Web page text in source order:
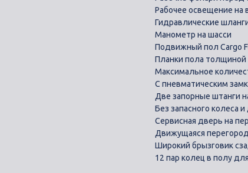
Рабочее освещение на
Гидравлические
Манометр на шасси
Подвижный пол Cаrgо
Планки пола толщиной
Максимальное
С пневматическим
Две запорные штанги
Без запасного колеса
Сервисная дверь на
Движущаяся
Широкий брызговик
12 пар колец в полу